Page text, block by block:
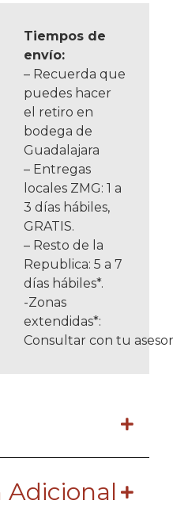
Tiempos de
envío:
– Recuerda que
puedes hacer
el retiro en
bodega de
Guadalajara
– Entregas
locales ZMG: 1 a
3 días hábiles,
GRATIS.
– Resto de la
Republica: 5 a 7
días hábiles*.
-Zonas
extendidas*:
Consultar con tu